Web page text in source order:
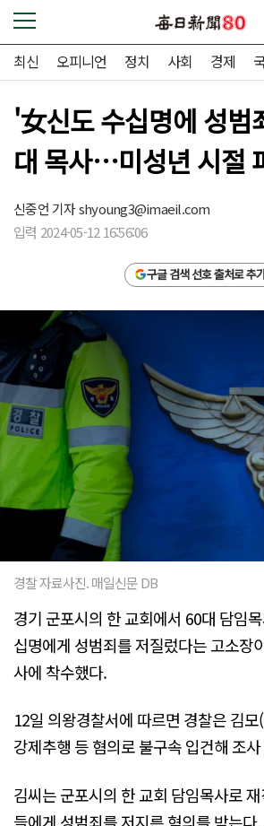
최신 오피니언 정치 사회 경제
'女신도 수십명에 성범
대 목사…미성년 시절
신중언 기자shyoung3@imaeil.com
입력 2024-05-12 16:56:06
구글 검색 선호 출처로 추
경찰 자료사진. 매일신문 DB
경기 군포시의 한 교회에서 60대 담임
십명에게 성범죄를 저질렀다는 고소장
사에 착수했다.
12일 의왕경찰서에 따르면 경찰은 김
강제추행 등 혐의로 불구속 입건해 조
김씨는 군포시의 한 교회 담임목사로
들에게 성범죄를 저지른 혐의를 받는